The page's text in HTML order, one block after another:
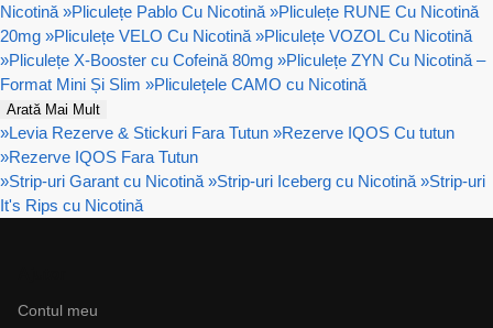
Nicotină »Pliculețe Pablo Cu Nicotină »Pliculețe RUNE Cu Nicotină
20mg »Pliculețe VELO Cu Nicotină »Pliculețe VOZOL Cu Nicotină
»Pliculețe X-Booster cu Cofeină 80mg »Pliculețe ZYN Cu Nicotină –
Format Mini Și Slim »Pliculețele CAMO cu Nicotină
Arată Mai Mult
»Levia Rezerve & Stickuri Fara Tutun »Rezerve IQOS Cu tutun
»Rezerve IQOS Fara Tutun
»Strip-uri Garant cu Nicotină »Strip-uri Iceberg cu Nicotină »Strip-uri
It's Rips cu Nicotină
Contul meu